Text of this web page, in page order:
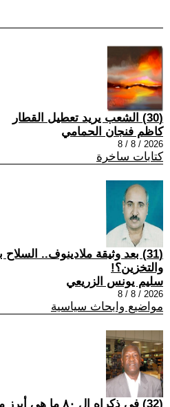
(30) الشعب يريد تعطيل القطار
كاظم فنجان الحمامي
2026 / 8 / 8
كتابات ساخرة
(31) بعد وثيقة ملادينوف.. السلاح
والتخزين؟!
سليم يونس الزريعي
2026 / 8 / 8
مواضيع وابحاث سياسية
(32) في ذكراه ال ٨٠